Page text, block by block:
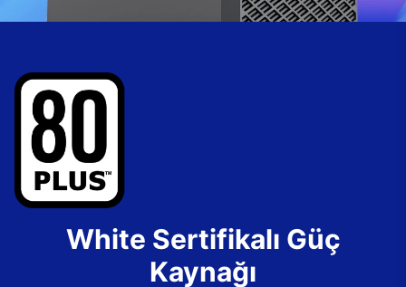
White Sertifikalı Güç
Kaynağı